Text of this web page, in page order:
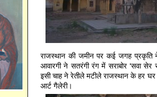
राजस्थान की जमीन पर कई जगह प्रकृति
आवारगी ने सतरंगी रंग में सराबोर ‘सवा सेर
इसी चाह ने रेतीले मटीले राजस्थान के हर घर
आर्ट गैलेरी।